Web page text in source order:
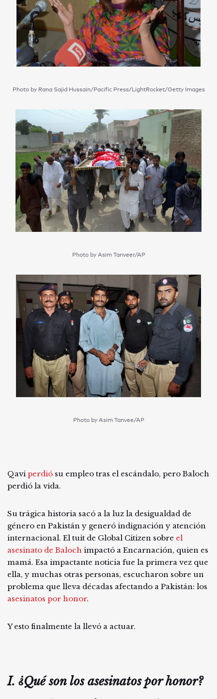
Photo by Rana Sajid Hussain/Pacific Press/LightRocket/Getty Images
Photo by Asim Tanveer/AP
Photo by Asim Tanvee/AP
Qavi perdió su empleo tras el escándalo, pero Baloch
perdió la vida.
Su trágica historia sacó a la luz la desigualdad de
género en Pakistán y generó indignación y atención
internacional. El tuit de Global Citizen sobre el
asesinato de Baloch impactó a Encarnación, quien es
mamá. Esa impactante noticia fue la primera vez que
ella, y muchas otras personas, escucharon sobre un
problema que lleva décadas afectando a Pakistán: los
asesinatos por honor.
Y esto finalmente la llevó a actuar.
I. ¿Qué son los asesinatos por honor?